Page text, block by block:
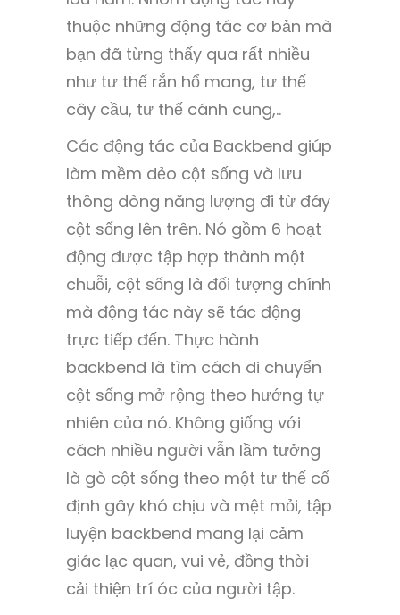
thuộc những động tác cơ bản mà
bạn đã từng thấy qua rất nhiều
như tư thế rắn hổ mang, tư thế
cây cầu, tư thế cánh cung,..
Các động tác của Backbend giúp
làm mềm dẻo cột sống và lưu
thông dòng năng lượng đi từ đáy
cột sống lên trên. Nó gồm 6 hoạt
động được tập hợp thành một
chuỗi, cột sống là đối tượng chính
mà động tác này sẽ tác động
trực tiếp đến. Thực hành
backbend là tìm cách di chuyển
cột sống mở rộng theo hướng tự
nhiên của nó. Không giống với
cách nhiều người vẫn lầm tưởng
là gò cột sống theo một tư thế cố
định gây khó chịu và mệt mỏi, tập
luyện backbend mang lại cảm
giác lạc quan, vui vẻ, đồng thời
cải thiện trí óc của người tập.